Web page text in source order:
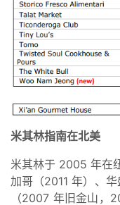
米其林指南在北美
米其林于 2005 年在
加哥（2011 年）、
（2007 年旧金山，